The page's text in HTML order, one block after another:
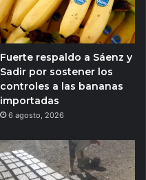
Fuerte respaldo a Sáenz y
Sadir por sostener los
controles a las bananas
importadas
6 agosto, 2026